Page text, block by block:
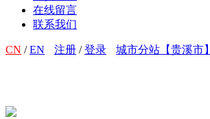
在线留言
联系我们
CN /EN 注册 /登录 城市分站【贵溪市】